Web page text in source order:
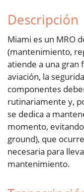
Descripción
Miami es un MRO
(mantenimiento,
atiende a una gran
aviación, la
componentes
rutinariamente y,
se dedica a
momento,
ground), que
necesaria para
mantenimiento.